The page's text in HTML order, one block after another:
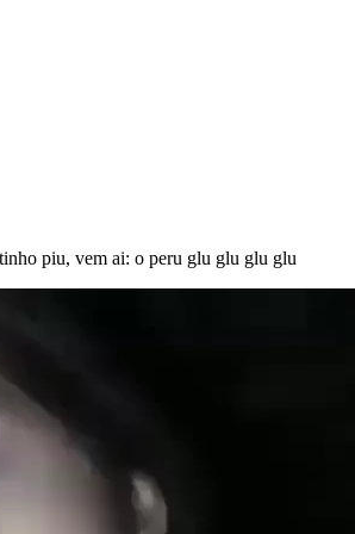
piu, vem ai: o peru glu glu glu glu